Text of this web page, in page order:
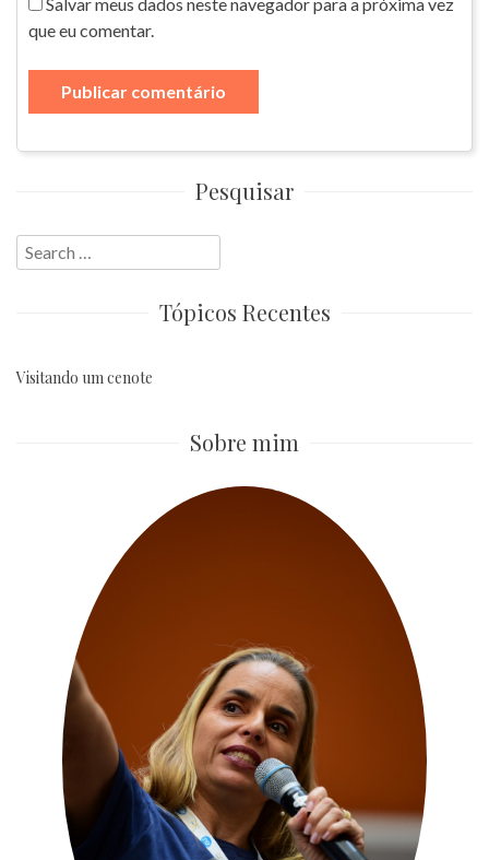
Salvar meus dados neste navegador para a próxima vez
que eu comentar.
Pesquisar
Search
for:
Tópicos Recentes
Visitando um cenote
Sobre mim